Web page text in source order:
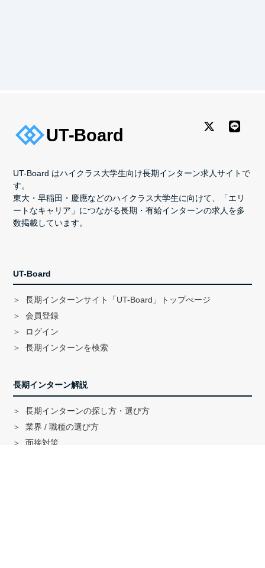
UT-Board はハイクラス大学生向け長期インターン求人サイトで
す。
東大・早稲田・慶應などのハイクラス大学生に向けて、「エリ
ートなキャリア」につながる長期・有給インターンの求人を多
数掲載しています。
UT-Board
長期インターンサイト「UT-Board」トップぺージ
会員登録
ログイン
長期インターンを検索
長期インターン解説
長期インターンの探し方・選び方
業界 / 職種の選び方
面接対策